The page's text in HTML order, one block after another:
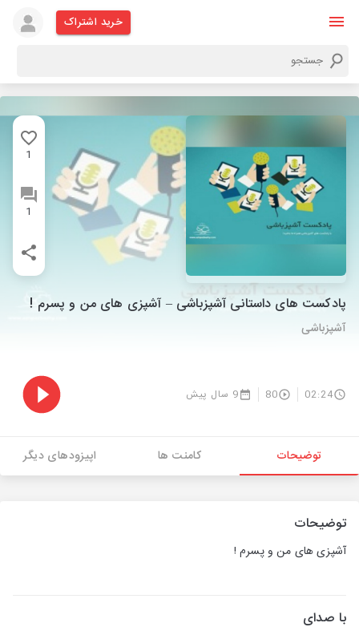
خرید اشتراک
1
1
پادکست های داستانی آشپزباشی – آشپزی های من و پسرم !
آشپزباشی
02:24
80 9 سال پیش
توضیحات کامنت ها اپیزودهای دیگر
توضیحات
آشپزی های من و پسرم !
با صدای